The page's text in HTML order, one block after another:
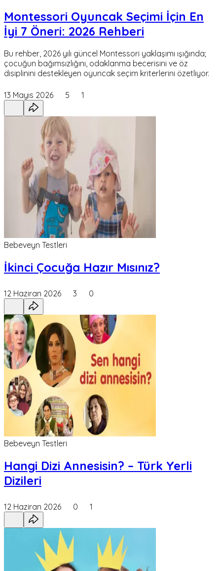
Montessori Oyuncak Seçimi İçin En
İyi 7 Öneri: 2026 Rehberi
Bu rehber, 2026 yılı güncel Montessori yaklaşımı ışığında;
çocuğun bağımsızlığını, odaklanma becerisini ve öz
disiplinini destekleyen oyuncak seçim kriterlerini özetliyor.
13 Mayıs 2026 5 1
Bebeveyn Testleri
İkinci Çocuğa Hazır Mısınız?
12 Haziran 2026 3 0
Bebeveyn Testleri
Hangi Dizi Annesisin? – Türk Yerli
Dizileri
12 Haziran 2026 0 1